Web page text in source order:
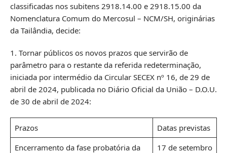
classificadas nos subitens 2918.14.00 e 2918.15.00 da
Nomenclatura Comum do Mercosul – NCM/SH, originárias
da Tailândia, decide:
1. Tornar públicos os novos prazos que servirão de
parâmetro para o restante da referida redeterminação,
iniciada por intermédio da Circular SECEX nº 16, de 29 de
abril de 2024, publicada no Diário Oficial da União – D.O.U.
de 30 de abril de 2024:
Prazos
Datas previstas
Encerramento da fase probatória da
17 de setembro